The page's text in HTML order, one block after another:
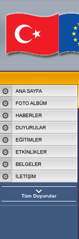
Tüm Duyurular